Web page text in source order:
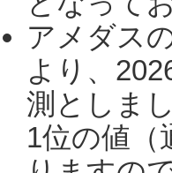
アメダス
より、
測としま
1位の値（